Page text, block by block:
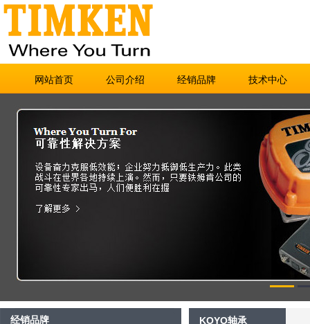
网站首页 公司介绍 经销品牌 技术中心
经销品牌 KOYO轴承